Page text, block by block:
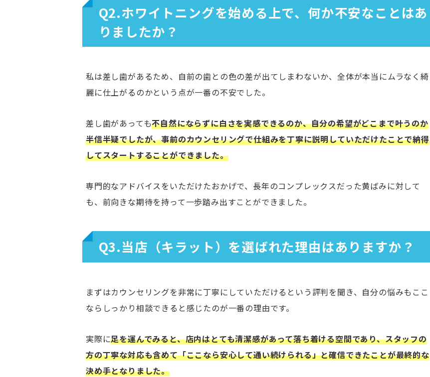
Q2.ホワイトニングを始める上で、何か不安なことはあ
りましたか？
私は差し歯があるため、自前の歯との色の差が出てしまわないか、全体が本当にムラなく綺
麗に仕上がるのかという点が一番の不安でした。
差し歯があっても不自然にならずに白さを実感できるのか、自分の希望がどこまで叶うのか
半信半疑でしたが、事前のカウンセリングで仕組みを丁寧に説明していただけたことで納得
してスタートすることができました。
専門的なアドバイスをいただけたおかげで、長年のコンプレックスだった黄ばみに対して
も、前向きな期待を持って一歩踏み出すことができました。
Q3.当店（キラット）を選ばれた理由はありますか？
まずはカウンセリングを非常に丁寧にしていただけるという評判を聞き、自分の悩みもここ
ならしっかり相談できると感じたのが一番の理由です。
実際に足を運んでみると、店内はとても清潔感があって落ち着ける空間であり、スタッフの
方の丁寧な対応も含めて「ここなら安心して通い続けられる」と確信できたことが最終的な
決め手となりました。